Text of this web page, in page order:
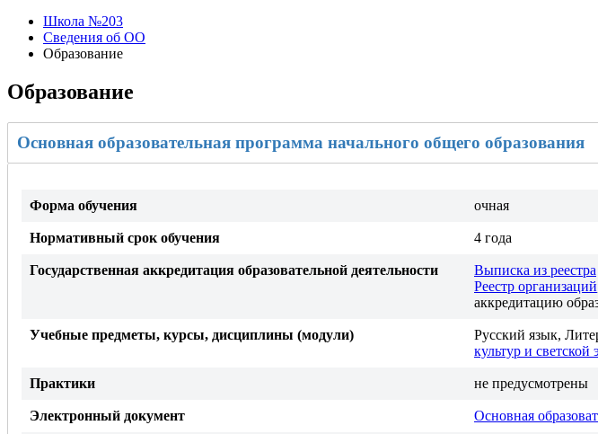
Школа №203
Сведения об ОО
Образование
Образование
Основная образовательная программа начального общего образования
Форма обучения очная
Нормативный срок обучения 4 года
Государственная аккредитация образовательной деятельности
Выписка из реестра
Реестр организаций
аккредитацию
Учебные предметы, курсы, дисциплины (модули) Русский язык,
культур и светской
Практики не предусмотрены
Электронный документ Основная